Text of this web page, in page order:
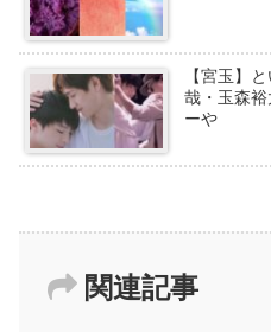
【宮玉】
哉・玉森
ーや
関連記事